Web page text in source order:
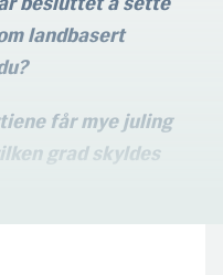
landbasert
får mye juling
grad skyldes